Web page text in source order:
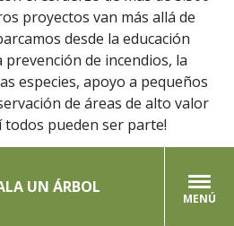
UN ÁRBOL
MENÚ
proyectos van más allá de
desde la educación
de incendios, la
especies, apoyo a pequeños
de áreas de alto valor
todos pueden ser parte!